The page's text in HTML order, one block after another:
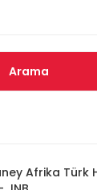
Afrika Türk